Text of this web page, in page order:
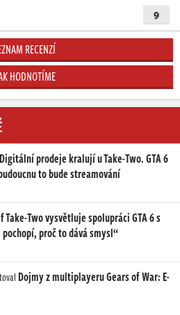
9
RECENZÍ
HODNOTÍME
Digitální prodeje kralují u Take-Two. GTA 6
to bude streamování
Take-Two vysvětluje spolupráci GTA 6 s
proč to dává smysl“
Dojmy z multiplayeru Gears of War: E-